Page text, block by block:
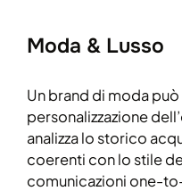
Moda & Lusso
Un brand di moda
personalizzazione
analizza lo storico
coerenti con lo stile
comunicazioni one-